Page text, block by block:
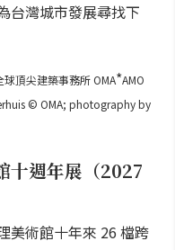
台灣城市發展尋找下
頂尖建築事務所 OMA*AMO
© OMA; photography by
十週年展（2027
美術館十年來 26 檔跨